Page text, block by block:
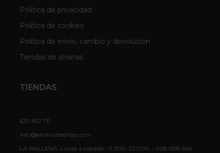
Política de privacidad
Política de cookies
Política de envío, cambio y devolución
Tiendas de shishas
TIENDAS
633 592 711
info@enlanubeshop.com
LA BALLENA: Lunes a sábado - 9:30h-22:00h. - 928 098 666